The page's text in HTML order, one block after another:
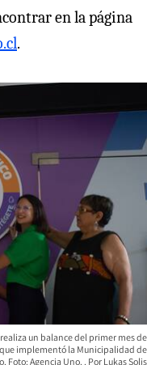
en la página
.
un balance del primer mes de
implementó la Municipalidad de
Foto: Agencia Uno.
Lukas Solis